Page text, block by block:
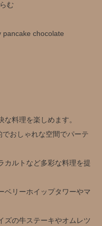
む
chocolate
料理を楽しめます。
おしゃれな空間でパーテ
カルトなど多彩な料理を提
ベリーホイップタワーやマ
ズの牛ステーキやオムレツ